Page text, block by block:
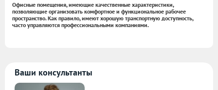
Офисные помещения, имеющие качественные характеристики,
позволяющие организовать комфортное и функциональное рабочее
пространство. Как правило, имеют хорошую транспортную доступность,
часто управляются профессиональными компаниями.
Ваши консультанты